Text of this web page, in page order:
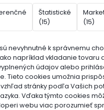
Štatistické
(15)
(15)
nevyhnutné k správnemu
napríklad vkladanie tovaru
údajov alebo
Tieto cookies umožnia
stránky podľa Vašich
Vďaka týmto cookies
webu viac porozumieť